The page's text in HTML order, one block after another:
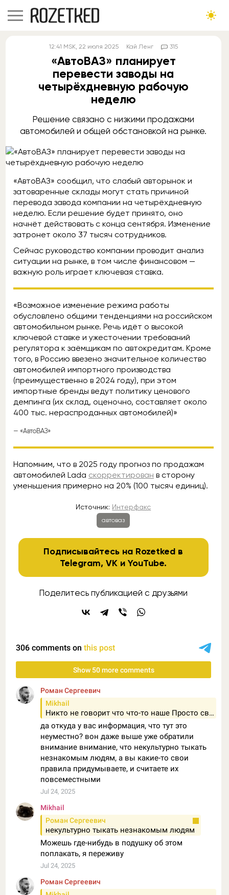
12:41 MSK, 22 июля 2025 Кай Ленг 315
«АвтоВАЗ» планирует
перевести заводы на
четырёхдневную рабочую
неделю
Решение связано с низкими продажами
автомобилей и общей обстановкой на рынке.
«АвтоВАЗ» сообщил, что слабый авторынок и
затоваренные склады могут стать причиной
перевода завода компании на четырёхдневную
неделю. Если решение будет принято, оно
начнёт действовать с конца сентября. Изменение
затронет около 37 тысяч сотрудников.
Сейчас руководство компании проводит анализ
ситуации на рынке, в том числе финансовом —
важную роль играет ключевая ставка.
«Возможное изменение режима работы
обусловлено общими тенденциями на российском
автомобильном рынке. Речь идёт о высокой
ключевой ставке и ужесточении требований
регулятора к заёмщикам по автокредитам. Кроме
того, в Россию ввезено значительное количество
автомобилей импортного производства
(преимущественно в 2024 году), при этом
импортные бренды ведут политику ценового
демпинга (их склад, оценочно, составляет около
400 тыс. нераспроданных автомобилей)»
— «АвтоВАЗ»
Напомним, что в 2025 году прогноз по продажам
автомобилей Lada скорректирован в сторону
уменьшения примерно на 20% (100 тысяч единиц).
Источник: Интерфакс
автоваз
Подписывайтесь на Rozetked в
Telegram,VK иYouTube.
Поделитесь публикацией с друзьями